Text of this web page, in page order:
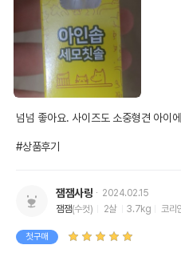
넘넘 좋아요. 사이즈도 소중형견 아이
#상품후기
잼잼사랑
2024.02.15
잼잼(수컷) 2살 3.7kg 코리
첫구매